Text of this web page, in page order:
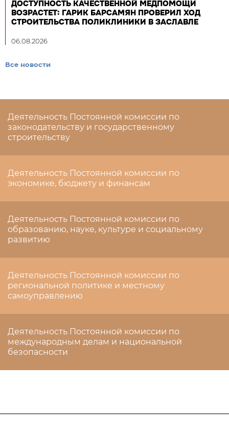
ДОСТУПНОСТЬ КАЧЕСТВЕННОЙ МЕДПОМОЩИ
ВОЗРАСТЕТ: ГАРИК БАРСАМЯН ПРОВЕРИЛ ХОД
СТРОИТЕЛЬСТВА ПОЛИКЛИНИКИ В ЗАСЛАВЛЕ
06.08.2026
Все новости
Деятельность Постоянной комиссии по
законодательству и государственному
строительству
Деятельность Постоянной комиссии по
экономике, бюджету и финансам
Деятельность Постоянной комиссии по
образованию, науке, культуре и социальному
развитию
Деятельность Постоянной комиссии по
региональной политике и местному
самоуправлению
Деятельность Постоянной комиссии по
международным делам и национальной
безопасности